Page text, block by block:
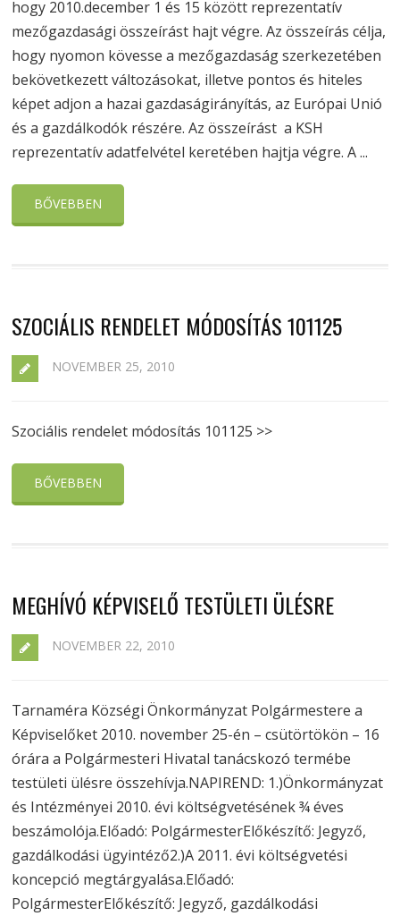
hogy 2010.december 1 és 15 között reprezentatív
mezőgazdasági összeírást hajt végre. Az összeírás célja,
hogy nyomon kövesse a mezőgazdaság szerkezetében
bekövetkezett változásokat, illetve pontos és hiteles
képet adjon a hazai gazdaságirányítás, az Európai Unió
és a gazdálkodók részére. Az összeírást a KSH
reprezentatív adatfelvétel keretében hajtja végre. A ...
BŐVEBBEN
SZOCIÁLIS RENDELET MÓDOSÍTÁS 101125
NOVEMBER 25, 2010
Szociális rendelet módosítás 101125 >>
BŐVEBBEN
MEGHÍVÓ KÉPVISELŐ TESTÜLETI ÜLÉSRE
NOVEMBER 22, 2010
Tarnaméra Községi Önkormányzat Polgármestere a
Képviselőket 2010. november 25-én – csütörtökön – 16
órára a Polgármesteri Hivatal tanácskozó termébe
testületi ülésre összehívja.NAPIREND: 1.)Önkormányzat
és Intézményei 2010. évi költségvetésének ¾ éves
beszámolója.Előadó: PolgármesterElőkészítő: Jegyző,
gazdálkodási ügyintéző2.)A 2011. évi költségvetési
koncepció megtárgyalása.Előadó:
PolgármesterElőkészítő: Jegyző, gazdálkodási